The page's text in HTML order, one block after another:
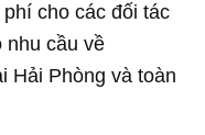
cho các đối tác
nhu cầu về
Hải Phòng và toàn